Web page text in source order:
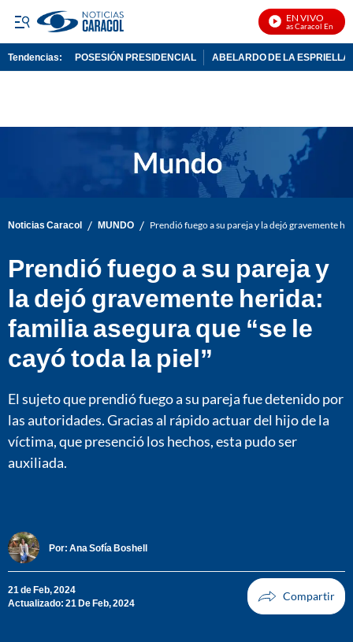
EN VIVO
Noticias Caracol En Vivo
Tendencias: POSESIÓN PRESIDENCIAL ABELARDO DE LA ESPRIELLA
Noticias Caracol / MUNDO / Prendió fuego a su pareja y la dejó gravemente
Prendió fuego a su pareja y
la dejó gravemente herida:
familia asegura que “se le
cayó toda la piel”
El sujeto que prendió fuego a su pareja fue detenido por
las autoridades. Gracias al rápido actuar del hijo de la
víctima, que presenció los hechos, esta pudo ser
auxiliada.
Por: Ana Sofía Boshell
21 de Feb, 2024
Actualizado: 21 De Feb, 2024